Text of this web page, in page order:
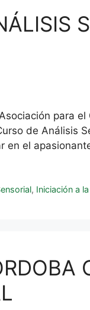
para
de
en el
, Iniciación a